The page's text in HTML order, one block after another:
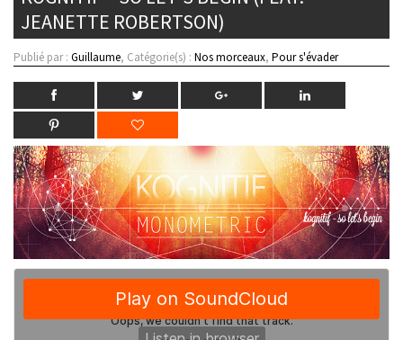
JEANETTE ROBERTSON)
Publié par : Guillaume, Catégorie(s) : Nos morceaux, Pour s'évader